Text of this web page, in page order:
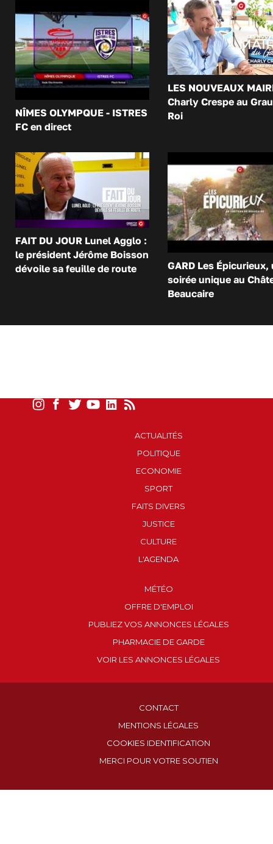
NÎMES OLYMPQUE - ISTRES
FC en direct
LES NOUVEAUX
Charly Crespe au
Roi
FAIT DU JOUR Lunel Agglo :
le président Jérôme Boisson
dévoile sa feuille de route
GARD Les Épicurieux,
soirée unique au
Beaucaire
ACTUALITÉS
POLITIQUE
ECONOMIE
SPORT
FAITS DIVERS
JUSTICE
CULTURE
L'AGENDA
MÉTÉO
OFFRE D'EMPLOI
PUBLIEZ VOS ANNONCES LÉGALES
PHARMACIE DE GARDE
VOIR LES ANNONCES LÉGALES
CONTACT
MENTIONS LÉGALES
COOKIES IDENTIFICATION
MERCI POUR VOTRE SOUTIEN